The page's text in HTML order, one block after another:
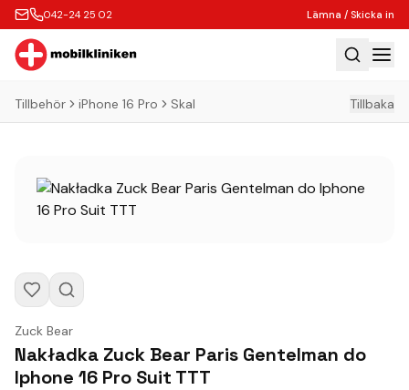
042-24 25 02 Lämna / Skicka in
Hem
Köp
Tillbehör
Lämna / Skicka in
Företagskunder
Butik
Kontakt
Tillbehör iPhone 16 Pro Skal Tillbaka
Zuck Bear
Nakładka Zuck Bear Paris Gentelman do
Iphone 16 Pro Suit TTT